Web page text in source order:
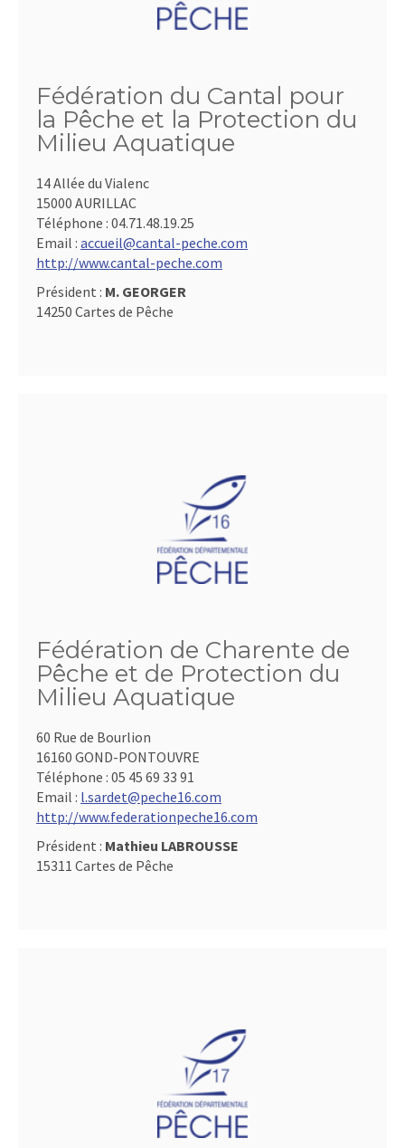
Fédération du Cantal pour
la Pêche et la Protection du
Milieu Aquatique
14 Allée du Vialenc
15000 AURILLAC
Téléphone : 04.71.48.19.25
Email : accueil@cantal-peche.com
http://www.cantal-peche.com
Président : M. GEORGER
14250 Cartes de Pêche
Fédération de Charente de
Pêche et de Protection du
Milieu Aquatique
60 Rue de Bourlion
16160 GOND-PONTOUVRE
Téléphone : 05 45 69 33 91
Email : l.sardet@peche16.com
http://www.federationpeche16.com
Président : Mathieu LABROUSSE
15311 Cartes de Pêche